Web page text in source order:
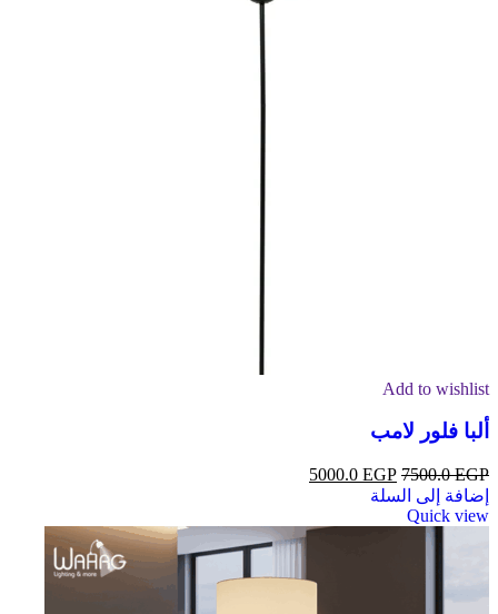
Add to wishlist
ألبا فلور لامب
7500.0EGP
5000.0 EGP
إضافة إلى السلة
Quick view